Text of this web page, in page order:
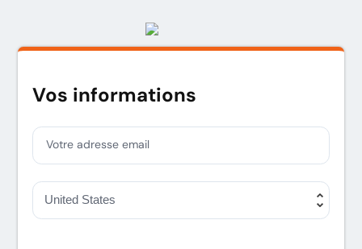
Vos informations
Votre adresse email